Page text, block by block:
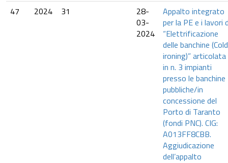
47
2024 31
28-
03-
2024
Appalto integrato
per la PE e i lavori
“Elettrificazione
delle banchine (Cold
ironing)” articolata
in n. 3 impianti
presso le banchine
pubbliche/in
concessione del
Porto di Taranto
(fondi PNC). CIG:
A013FF8CBB.
Aggiudicazione
dell’appalto